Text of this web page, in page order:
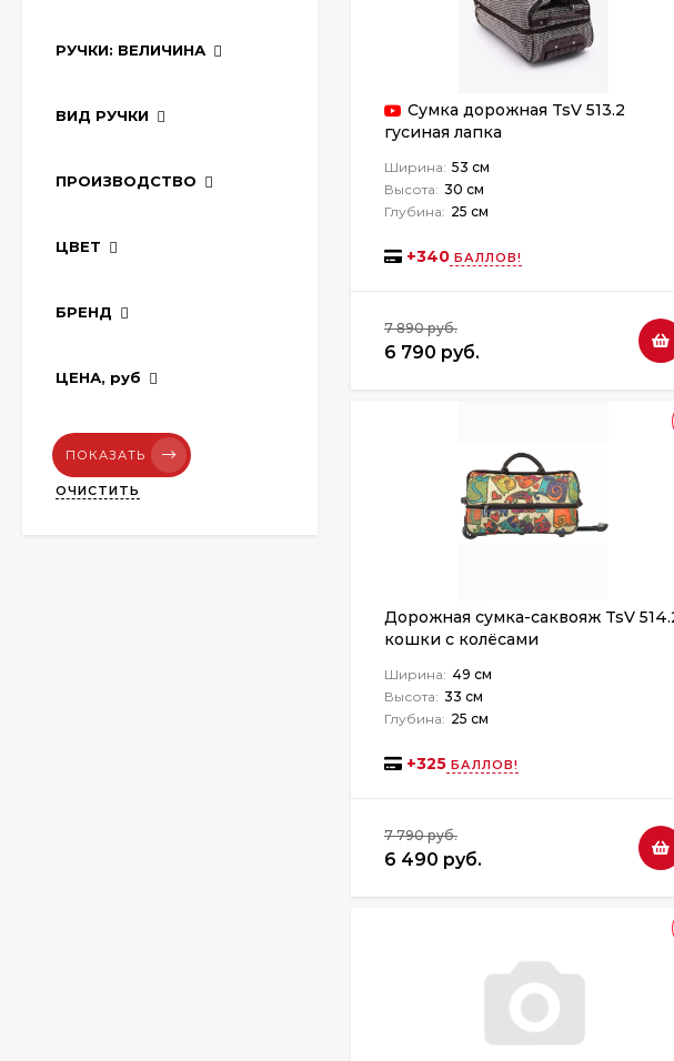
Сумка дорожная TsV 513.2
гусиная лапка
Ширина: 53 см
Высота: 30 см
Глубина: 25 см
+340 БАЛЛОВ!
7 890 руб.
6 790 руб.
Дорожная сумка-саквояж TsV
кошки с колёсами
Ширина: 49 см
Высота: 33 см
Глубина: 25 см
+325 БАЛЛОВ!
7 790 руб.
6 490 руб.
РУЧКИ: ВЕЛИЧИНА
ВИД РУЧКИ
ПРОИЗВОДСТВО
ЦВЕТ
БРЕНД
ЦЕНА, руб
ПОКАЗАТЬ
ОЧИСТИТЬ